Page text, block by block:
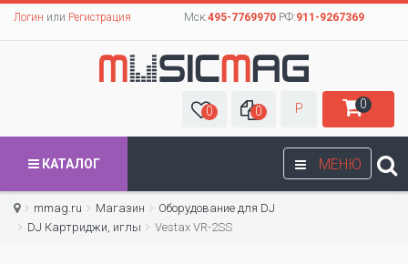
Логин или Регистрация Мск:495-7769970РФ:911-9267369
0 0 Р 0
МЕНЮ
КАТАЛОГ
mmag.ru Магазин
Оборудование для DJ
DJ Картриджи, иглы
Vestax VR-2SS